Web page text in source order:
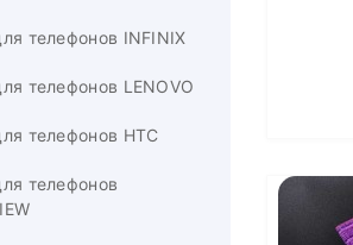
телефонов INFINIX
телефонов LENOVO
телефонов HTC
телефонов